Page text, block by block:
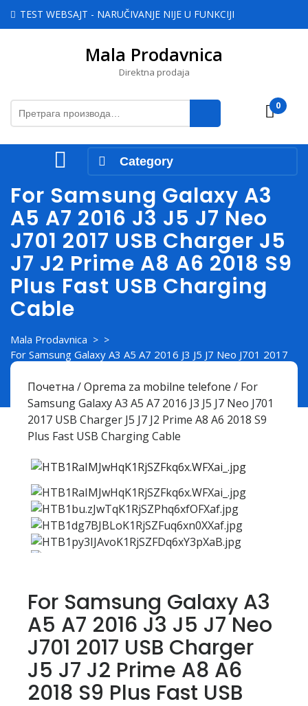
SkipTEST WEBSAJT - NARUČIVANJE NIJE U FUNKCIJI
Mala Prodavnica
Direktna prodaja
Претрага
за:
Cart
0
Open
Category
For Samsung Galaxy A3
A5 A7 2016 J3 J5 J7 Neo
J701 2017 USB Charger J5
J7 J2 Prime A8 A6 2018 S9
Plus Fast USB Charging
Cable
Mala Prodavnica > >
For Samsung Galaxy A3 A5 A7 2016 J3 J5 J7 Neo J701 2017
USB Charger J5 J7 J2 Prime A8 A6 2018 S9 Plus Fast USB
Charging Cable
Почетна /Oprema za mobilne telefone / For
Samsung Galaxy A3 A5 A7 2016 J3 J5 J7 Neo J701
2017 USB Charger J5 J7 J2 Prime A8 A6 2018 S9
Plus Fast USB Charging Cable
For Samsung Galaxy A3
A5 A7 2016 J3 J5 J7 Neo
J701 2017 USB Charger
J5 J7 J2 Prime A8 A6
2018 S9 Plus Fast USB